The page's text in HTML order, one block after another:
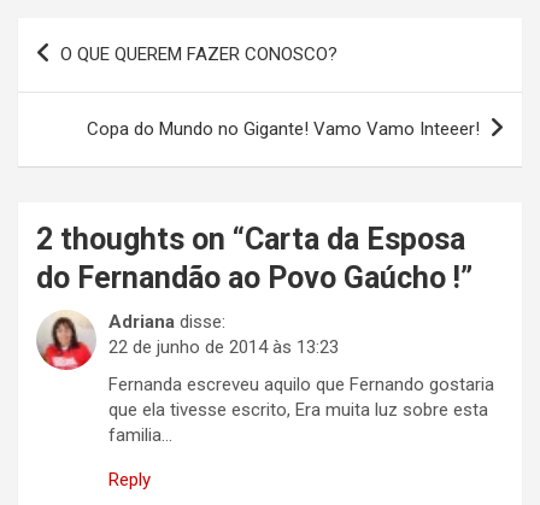
Navegação
O QUE QUEREM FAZER CONOSCO?
Copa do Mundo no Gigante! Vamo Vamo Inteeer!
2 thoughts on “Carta da Esposa
do Fernandão ao Povo Gaúcho !”
Adriana disse:
22 de junho de 2014 às 13:23
Fernanda escreveu aquilo que Fernando gostaria
que ela tivesse escrito, Era muita luz sobre esta
familia…
Reply